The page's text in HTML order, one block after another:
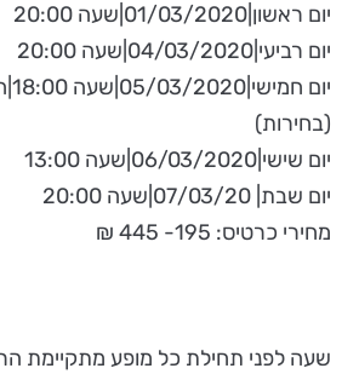
יום ראשון|01/03/2020|שעה 20:00
יום רביעי|04/03/2020|שעה 20:00
(בחירות)
יום שישי|06/03/2020|שעה 13:00
יום שבת| 07/03/20|שעה 20:00
מחירי כרטיס: 195- 445 ₪
שעה לפני תחילת כל מופע מתקיימת